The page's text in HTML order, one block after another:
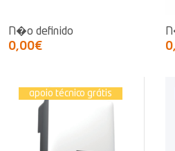
N�o definido
0,00€
apoio técnico grátis